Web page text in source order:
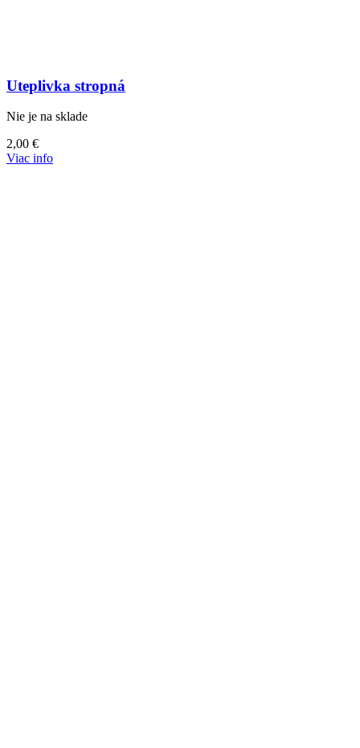
Uteplivka stropná
Nie je na sklade
2,00 €
Viac info